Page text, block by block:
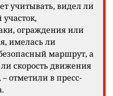
учитывать, видел ли
ограждения или
имелась ли
маршрут, а
ли скорость движения
отметили в пресс-